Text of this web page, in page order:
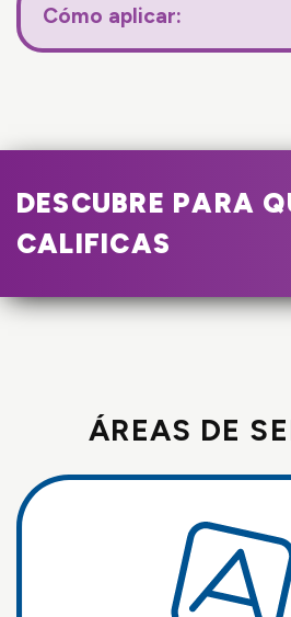
Cómo aplicar:
DESCUBRE PARA
CALIFICAS
ÁREAS DE